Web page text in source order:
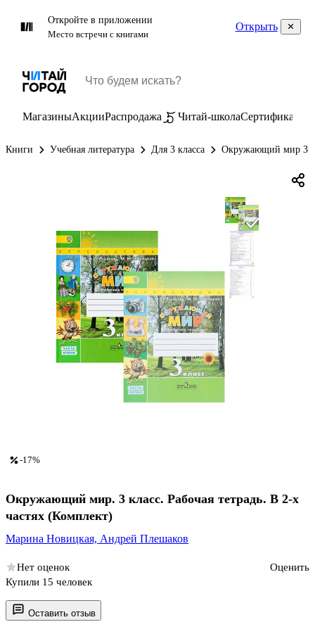
Откройте в приложении
Место встречи с книгами
Открыть
МагазиныАкцииРаспродажа Читай-школаСертификаты
Книги Учебная литература Для 3 класса Окружающий мир 3
Оставить отзыв
-17%
Окружающий мир. 3 класс. Рабочая тетрадь. В 2-х
частях (Комплект)
Марина Новицкая, Андрей Плешаков
Нет оценок
Оценить
Купили 15 человек